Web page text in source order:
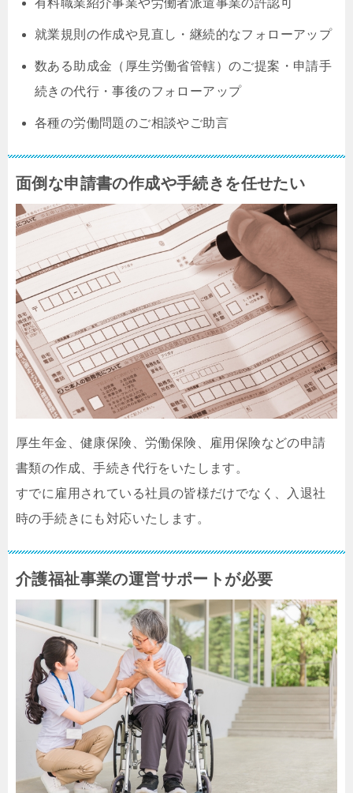
有料職業紹介事業や労働者派遣事業の許認可
就業規則の作成や見直し・継続的なフォローアップ
数ある助成金（厚生労働省管轄）のご提案・申請手
続きの代行・事後のフォローアップ
各種の労働問題のご相談やご助言
面倒な申請書の作成や手続きを任せたい
厚生年金、健康保険、労働保険、雇用保険などの申請
書類の作成、手続き代行をいたします。
すでに雇用されている社員の皆様だけでなく、入退社
時の手続きにも対応いたします。
介護福祉事業の運営サポートが必要